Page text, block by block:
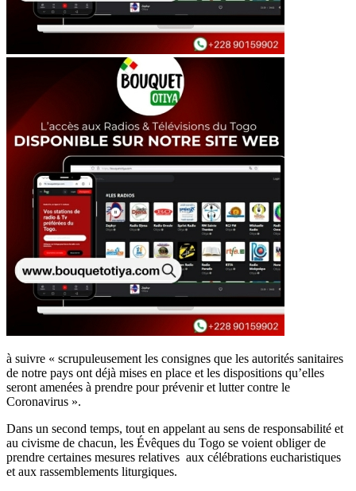
à suivre « scrupuleusement les consignes que les autorités sanitaires
de notre pays ont déjà mises en place et les dispositions qu’elles
seront amenées à prendre pour prévenir et lutter contre le
Coronavirus ».
Dans un second temps, tout en appelant au sens de responsabilité et
au civisme de chacun, les Évêques du Togo se voient obliger de
prendre certaines mesures relatives aux célébrations eucharistiques
et aux rassemblements liturgiques.